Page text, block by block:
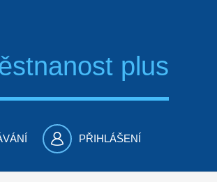
plus
PŘIHLÁŠENÍ